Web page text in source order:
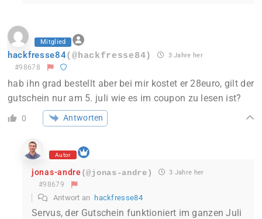
Mitglied
hackfresse84(@hackfresse84) 3 Jahre her
#98678
hab ihn grad bestellt aber bei mir kostet er 28euro, gilt der
gutschein nur am 5. juli wie es im coupon zu lesen ist?
0 Antworten
Autor
jonas-andre(@jonas-andre) 3 Jahre her
#98679
Antwort an hackfresse84
Servus, der Gutschein funktioniert im ganzen Juli